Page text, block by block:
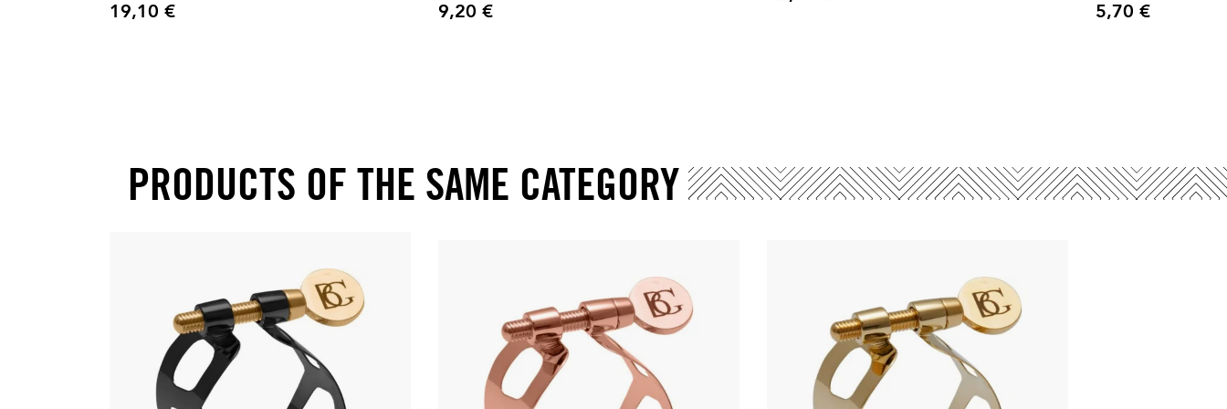
Precio
19,10 € Precio
9,20 € Precio
5,70 €
PRODUCTS OF THE SAME CATEGORY